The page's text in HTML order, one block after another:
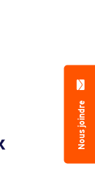
Nous joindre